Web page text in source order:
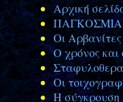
Αρχική
Οι
Ο χρόνος και
Οι
Η σύγκρουση